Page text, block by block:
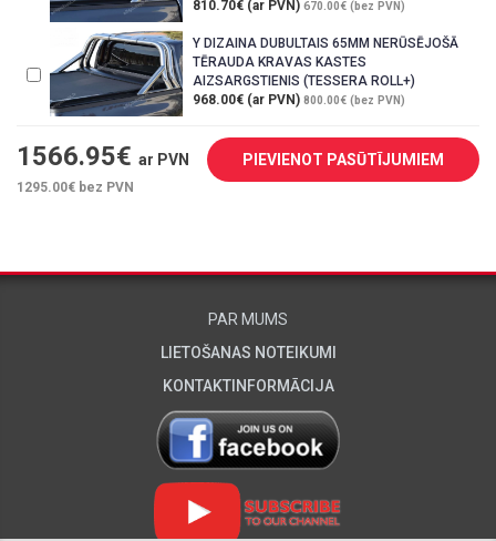
810.70€ (ar PVN) 670.00€ (bez PVN)
Y DIZAINA DUBULTAIS 65MM NERŪSĒJOŠĀ
TĒRAUDA KRAVAS KASTES
AIZSARGSTIENIS (TESSERA ROLL+)
968.00€ (ar PVN) 800.00€ (bez PVN)
1566.95€ ar PVN
1295.00€ bez PVN
PIEVIENOT PASŪTĪJUMIEM
PAR MUMS
LIETOŠANAS NOTEIKUMI
KONTAKTINFORMĀCIJA